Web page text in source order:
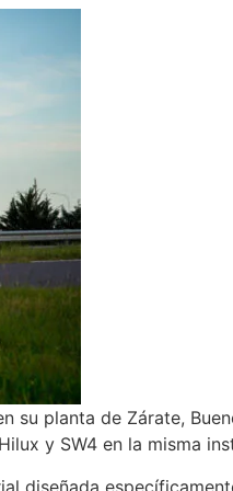
planta de Zárate,
y SW4 en la misma
diseñada